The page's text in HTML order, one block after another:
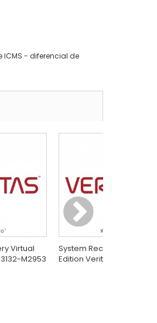
ICMS - diferencial de
Virtual
M2953
System Recovery Virtual
Edition Veritas 13132-